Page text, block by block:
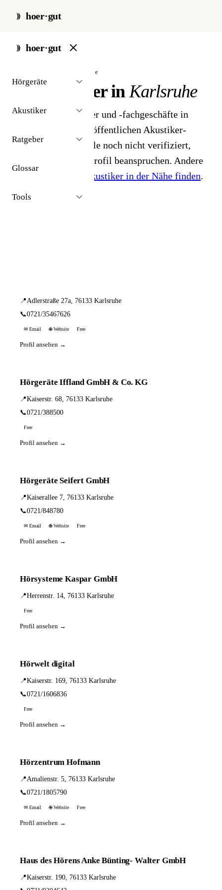
hoer·gut
hoer·gut
Hörgeräte
Akustiker
Ratgeber
Glossar
Tools
start / akustiker / karlsruhe
// stadt · karlsruhe · 11 ergebnisse
Hörakustiker inKarlsruhe
11 Hörgeräteakustiker und -fachgeschäfte in
Karlsruhe. Aus dem öffentlichen Akustiker-
Bestand 2026 - Profile noch nicht verifiziert,
Inhaber können ihr Profil beanspruchen. Andere
Hörakustiker in der Nähe finden.
📍Adlerstraße 27a, 76133 Karlsruhe
📞0721/35467626
✉ Email 🌐 Website Free
Profil ansehen →
Hörgeräte Iffland GmbH & Co. KG
📍Kaiserstr. 68, 76133 Karlsruhe
📞0721/388500
Free
Profil ansehen →
Hörgeräte Seifert GmbH
📍Kaiserallee 7, 76133 Karlsruhe
📞0721/848780
✉ Email 🌐 Website Free
Profil ansehen →
Hörsysteme Kaspar GmbH
📍Herrenstr. 14, 76133 Karlsruhe
Free
Profil ansehen →
Hörwelt digital
📍Kaiserstr. 169, 76133 Karlsruhe
📞0721/1606836
Free
Profil ansehen →
Hörzentrum Hofmann
📍Amalienstr. 5, 76133 Karlsruhe
📞0721/1805790
✉ Email 🌐 Website Free
Profil ansehen →
Haus des Hörens Anke Bünting- Walter GmbH
📍Kaiserstr. 190, 76133 Karlsruhe